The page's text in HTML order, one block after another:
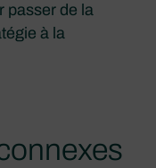
passer de la
à la